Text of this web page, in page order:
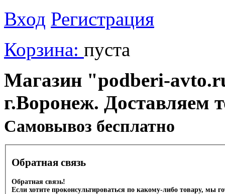
Вход Регистрация
Корзина: пуста
Магазин "podberi-
г.Воронеж. Доставляем
Cамовывоз бесплатно
Обратная связь
Обратная связь!
Если хотите проконсультироваться по какому-либо товару, мы